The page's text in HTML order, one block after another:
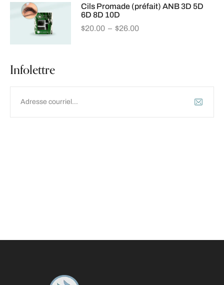
Cils Promade (préfait) ANB 3D 5D
6D 8D 10D
$20.00 – $26.00
Infolettre